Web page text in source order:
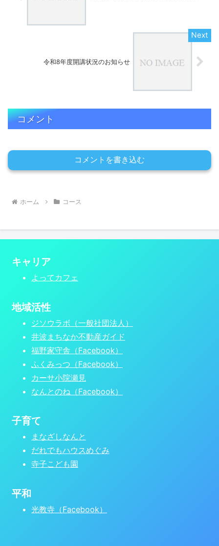
令和8年度開講状況のお知らせ
コメント
コメントを書き込む
ホーム コース
キャリア
よってカフェ
地域活性
ジソウラボ（一般社団法人）
井波まちなか不動産ガイド
福野家守舎（Facebook）
ふくみっつ（Facebook）
カーサ小院瀬見
なんとのね（Facebook）
子育て
まなざしなんと
だれでもハウスめぐみ
寺子こども園
平和
光教寺（Facebook）